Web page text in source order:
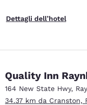
Dettagli dell’hotel
Quality Inn
164 New State Hwy,
34.37 km da Cranston,